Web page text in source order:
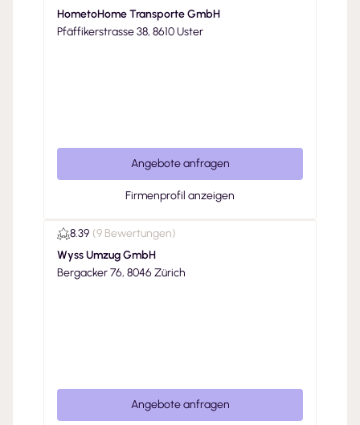
HometoHome Transporte GmbH
Pfäffikerstrasse 38, 8610 Uster
Angebote anfragen
Firmenprofil anzeigen
8.39 (9 Bewertungen)
Wyss Umzug GmbH
Bergacker 76, 8046 Zürich
Angebote anfragen